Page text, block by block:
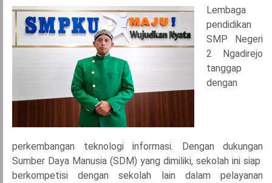
Lembaga
pendidikan
SMP Negeri
2 Ngadirejo
tanggap
dengan
perkembangan teknologi informasi. Dengan dukungan
Sumber Daya Manusia (SDM) yang dimiliki, sekolah ini siap
berkompetisi dengan sekolah lain dalam pelayanan